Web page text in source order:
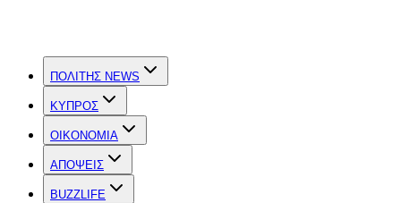
ΠΟΛΙΤΗΣ NEWS
ΚΥΠΡΟΣ
OIKONOMIA
ΑΠΟΨΕΙΣ
BUZZLIFE